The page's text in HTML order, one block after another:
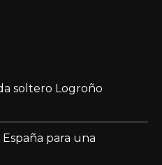
soltero Logroño
para una